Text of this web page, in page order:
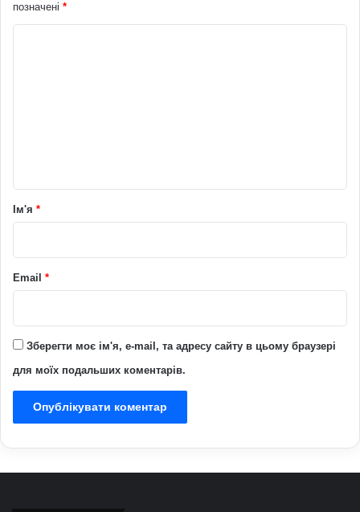
позначені *
рІм'я *
Email *
Зберегти моє ім'я, e-mail, та адресу сайту в цьому браузері
для моїх подальших коментарів.